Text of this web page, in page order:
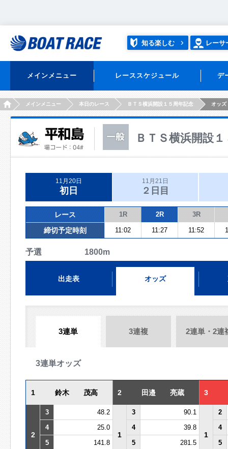
知る楽しむ レーサ
メインメニュー レーススケジュール デ
HOMEメインメニュー 本日のレース ＢＴＳ横浜開設１５周年記念 オッズ
ＢＴＳ横浜開設
11月20日
初日
11月21日
２日目
レース 1R 2R 3R
締切予定時刻 11:02 11:27 11:52
予選 1800m
出走表 オッズ
3連単 3連複 2連単・2連
3連単オッズ
1 鈴木 茂高 2 田邉 亮蔵 3
2
3 48.2
1
3 90.1
1
2
4
25.0 4 39.8
4
5
141.8 5 281.5
5